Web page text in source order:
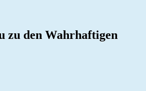
zu den Wahrhaftigen